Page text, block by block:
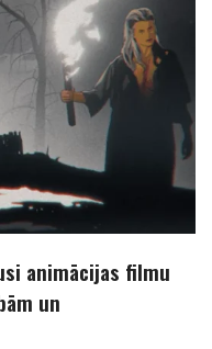
animācijas filmu
un